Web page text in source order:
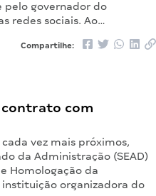
governador do
redes sociais. Ao…
Compartilhe:
contrato com
vez mais próximos,
da Administração (SEAD)
Homologação da
organizadora do